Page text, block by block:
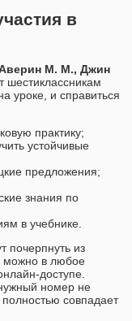
в
Аверин М. М., Джин
шестиклассникам
уроке, и справиться
практику;
устойчивые
предложения;
знания по
в учебнике.
почерпнуть из
можно в любое
доступе.
номер не
совпадает